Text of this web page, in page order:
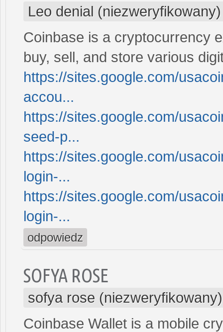
Leo denial (niezweryfikowany)
Coinbase is a cryptocurrency
buy, sell, and store various
https://sites.google.com/
accou...
https://sites.google.com/
seed-p...
https://sites.google.com/
login-...
https://sites.google.com/
login-...
odpowiedz
SOFYA ROSE
sofya rose (niezweryfikowany)
Coinbase Wallet is a mobile